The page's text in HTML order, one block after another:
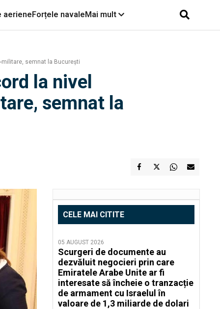
aerieneForțele navaleMai mult
semnat la Bucureşti
la nivel
semnat la
CELE MAI CITITE
05 AUGUST 2026
Scurgeri de documente au
dezvăluit negocieri prin care
Emiratele Arabe Unite ar fi
interesate să încheie o tranzacție
de armament cu Israelul în
valoare de 1,3 miliarde de dolari